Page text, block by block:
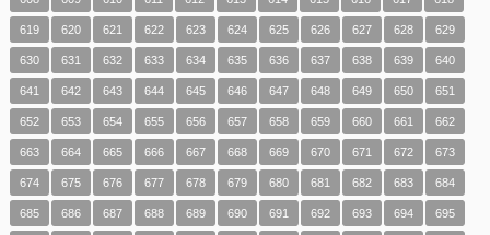
619 620 621 622 623 624 625 626 627 628 629
630 631 632 633 634 635 636 637 638 639 640
641 642 643 644 645 646 647 648 649 650 651
652 653 654 655 656 657 658 659 660 661 662
663 664 665 666 667 668 669 670 671 672 673
674 675 676 677 678 679 680 681 682 683 684
685 686 687 688 689 690 691 692 693 694 695